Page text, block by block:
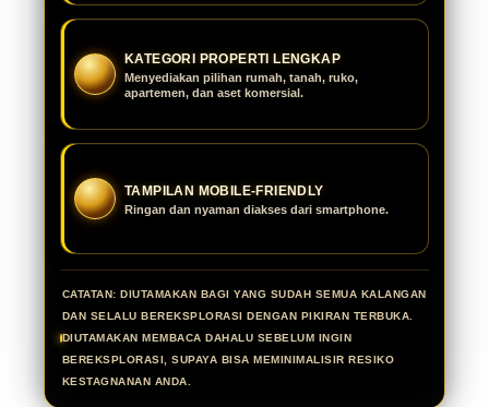
KATEGORI PROPERTI LENGKAP
Menyediakan pilihan rumah, tanah, ruko,
apartemen, dan aset komersial.
TAMPILAN MOBILE-FRIENDLY
Ringan dan nyaman diakses dari smartphone.
CATATAN: DIUTAMAKAN BAGI YANG SUDAH SEMUA KALANGAN
DAN SELALU BEREKSPLORASI DENGAN PIKIRAN TERBUKA.
DIUTAMAKAN MEMBACA DAHALU SEBELUM INGIN
BEREKSPLORASI, SUPAYA BISA MEMINIMALISIR RESIKO
KESTAGNANAN ANDA.